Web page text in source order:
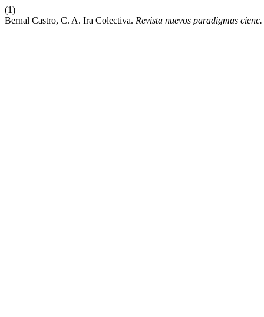
(1)
Bernal Castro, C. A. Ira Colectiva. Revista nuevos paradigmas